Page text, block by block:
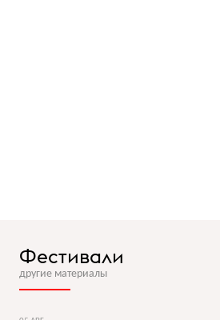
Фестивали
другие материалы